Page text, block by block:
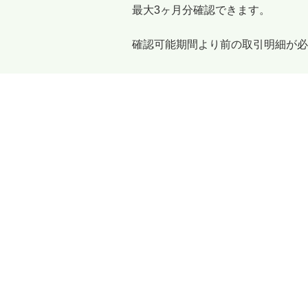
最大3ヶ月分確認できます。
確認可能期間より前の取引明細が